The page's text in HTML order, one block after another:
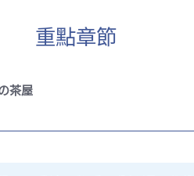
重點章節
茶屋